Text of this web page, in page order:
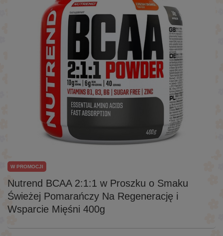
Nutrend BCAA 2:1:1 w Proszku o Smaku
Świeżej Pomarańczy Na Regenerację i
Wsparcie Mięśni 400g
W PROMOCJI